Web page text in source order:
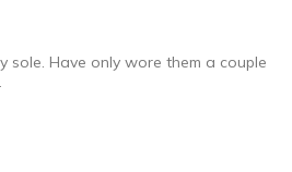
sole. Have only wore them a couple